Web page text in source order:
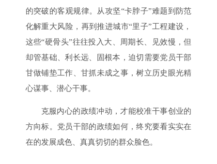
的突破的客观规律。从攻坚“卡脖子”难题到防范
化解重大风险，再到推进城市“里子”工程建设，
这些“硬骨头”往往投入大、周期长、见效慢，但
却管基础、利长远、固根本，迫切需要党员干部
甘做铺垫工作、甘抓未成之事，树立历史眼光精
心谋事、潜心干事。
克服内心的政绩冲动，才能校准干事创业的
方向标。党员干部的政绩如何，终究要看实实在
在的发展成色、真真切切的群众脸色。